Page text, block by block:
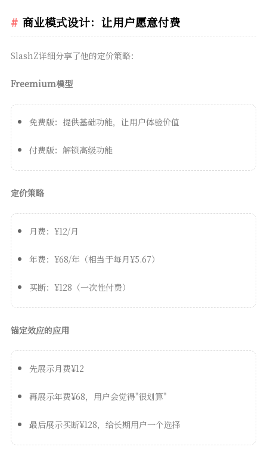
商业模式设计：让用户愿意付费
SlashZ详细分享了他的定价策略：
Freemium模型
免费版：提供基础功能，让用户体验价值
付费版：解锁高级功能
定价策略
月费：¥12/月
年费：¥68/年（相当于每月¥5.67）
买断：¥128（一次性付费）
锚定效应的应用
先展示月费¥12
再展示年费¥68，用户会觉得"很划算"
最后展示买断¥128，给长期用户一个选择